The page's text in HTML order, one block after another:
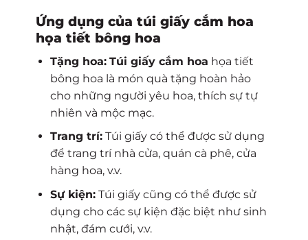
Ứng dụng của túi giấy cắm hoa
họa tiết bông hoa
Tặng hoa: Túi giấy cắm hoa họa tiết
bông hoa là món quà tặng hoàn hảo
cho những người yêu hoa, thích sự tự
nhiên và mộc mạc.
Trang trí:Túi giấy có thể được sử dụng
để trang trí nhà cửa, quán cà phê, cửa
hàng hoa, v.v.
Sự kiện:Túi giấy cũng có thể được sử
dụng cho các sự kiện đặc biệt như sinh
nhật, đám cưới, v.v.